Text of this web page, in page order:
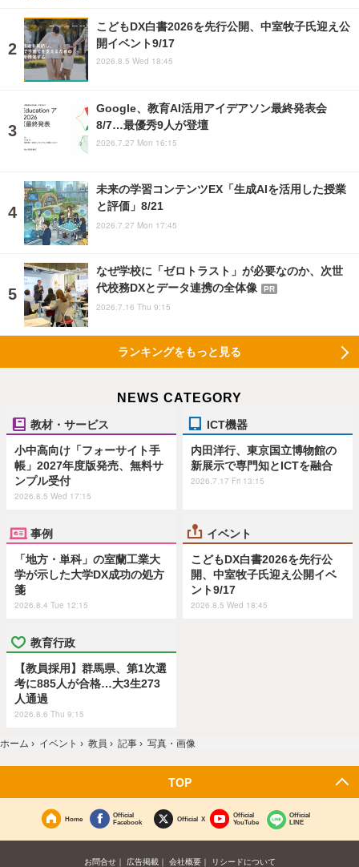
こどもDX白書2026を先行公開、中室牧子氏迎え公
開イベント9/17
2026.8.5 Wed 18:45
Google、教育AI活用アイデアソン最終発表会
8/7…最優秀9人が登壇
2026.7.27 Mon 16:15
未来の学習コンテンツEX「生成AIを活用した授業
と評価」8/21
2026.7.27 Mon 17:45
なぜ学校に「ゼロトラスト」が必要なのか、次世
代校務DXとデータ連携の全体像
PR
2026.7.16 Thu 9:15
ランキングをもっと見る
NEWS CATEGORY
教材・サービス
小中高向け「フォーサイト手
帳」2027年度版発売、無料サ
ンプル受付
2026.8.5 Wed 17:15
ICT機器
内田洋行、東京国立博物館の
新展示で専門知とICTを融合
2026.7.17 Fri 13:15
事例
「地方・単科」の室蘭工業大
学が示した大学DX成功の処方
箋
2026.8.4 Tue 12:15
イベント
こどもDX白書2026を先行公
開、中室牧子氏迎え公開イベ
ント9/17
2026.8.5 Wed 18:45
教育行政
【教員採用】群馬県、第1次選
考に885人が合格…大3生273
人通過
2026.8.6 Thu 9:15
ホーム › イベント › 教員 › 記事 › 写真・画像
TOP
Home
Official
Facebook
Official X
Official
YouTube
Official
LINE
お問合せ 広告掲載 会社概要 リシードについて